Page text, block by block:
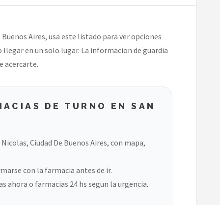
Aires, usa este listado para ver opciones
en un solo lugar. La informacion de guardia
acercarte.
DE TURNO EN SAN
Ciudad De Buenos Aires, con mapa,
con la farmacia antes de ir.
ahora o farmacias 24 hs segun la urgencia.